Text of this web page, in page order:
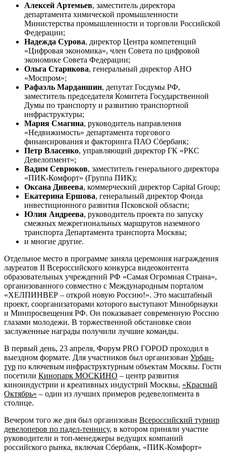
Алексей Артемьев, заместитель директора
департамента химической промышленности
Министерства промышленности и торговли Российской
Федерации;
Надежда Сурова, директор Центра компетенций
«Цифровая экономика», член Совета по цифровой
экономике Совета Федерации;
Ольга Старикова, генеральный директор АНО
«Моспром»;
Рафаэль Марданшин, депутат Госдумы РФ,
заместитель председателя Комитета Государственной
Думы по транспорту и развитию транспортной
инфраструктуры;
Мария Смагина, руководитель направления
«Недвижимость» департамента торгового
финансирования и факторинга ПАО Сбербанк;
Петр Власенко, управляющий директор ГК «РКС
Девелопмент»;
Вадим Севрюков, заместитель генерального директора
«ПИК-Комфорт» (Группа ПИК);
Оксана Дивеева, коммерческий директор Capital Group;
Екатерина Ершова, генеральный директор Фонда
инвестиционного развития Псковской области;
Юлия Андреева, руководитель проекта по запуску
смежных межрегиональных маршрутов наземного
транспорта Департамента транспорта Москвы;
и многие другие.
Отдельное место в программе заняла церемония награждения
лауреатов II Всероссийского конкурса видеоконтента
образовательных учреждений РФ «Самая Огромная Страна»,
организованного совместно с Международным порталом
«ХЕЛПИНВЕР – открой новую Россию!». Это масштабный
проект, соорганизаторами которого выступают Минобрнауки
и Минпросвещения РФ. Он показывает современную Россию
глазами молодежи. В торжественной обстановке свои
заслуженные награды получили лучшие команды.
В первый день, 23 апреля, Форум PRO ГОРОD проходил в
выездном формате. Для участников был организован Урбан-
тур по ключевым инфраструктурным объектам Москвы. Гости
посетили Кинопарк МОСКИНО – центр развития
киноиндустрии и креативных индустрий Москвы, «Красный
Октябрь» – один из лучших примеров редевелопмента в
столице.
Вечером того же дня был организован Всероссийский турнир
девелоперов по падел-теннису, в котором приняли участие
руководители и топ-менеджеры ведущих компаний
российского рынка, включая Сбербанк, «ПИК-Комфорт»